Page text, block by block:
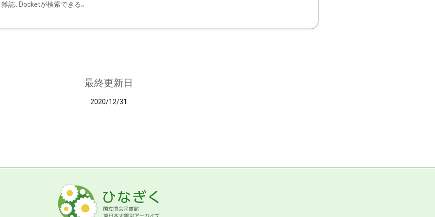
雑誌、Docketが検索できる。
最終更新日
2020/12/31